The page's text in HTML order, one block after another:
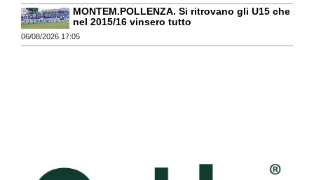
MONTEM.POLLENZA. Si ritrovano gli U15 che
nel 2015/16 vinsero tutto
06/08/2026 17:05